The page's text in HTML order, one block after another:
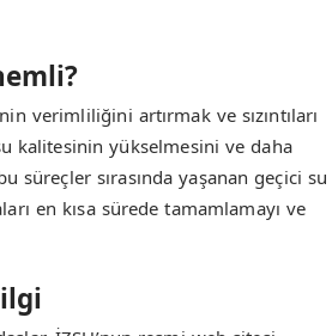
verimliliğini artırmak ve sızıntıları
kalitesinin yükselmesini ve daha
süreçler sırasında yaşanan geçici su
en kısa sürede tamamlamayı ve